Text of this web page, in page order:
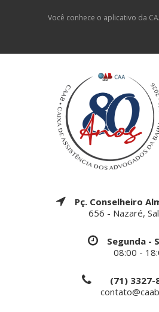
Você conhece o aplicativo da
Pç. Conselheiro
656 - Nazaré,
Segunda -
08:00 -
(71) 3327-